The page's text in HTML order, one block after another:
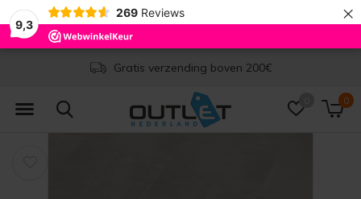
9,3
269 Reviews ×
0
Levertijd 1-2 werkdagen